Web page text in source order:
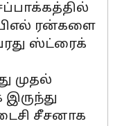
ஐபிஎல் ரன்களை
ஸ்ட்ரைக்
முதல்
சீசனாக